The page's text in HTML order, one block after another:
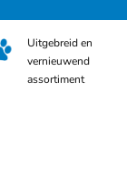
Uitgebreid en
vernieuwend
assortiment